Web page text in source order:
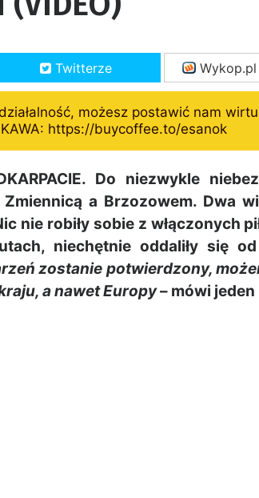
Twitterze Wykop.pl
możesz postawić nam
KAWA: https://buycoffee.to/esanok
Do niezwykle
a Brzozowem. Dwa
nie robiły sobie z włączonych
niechętnie oddaliły się
zostanie potwierdzony,
a nawet Europy– mówi